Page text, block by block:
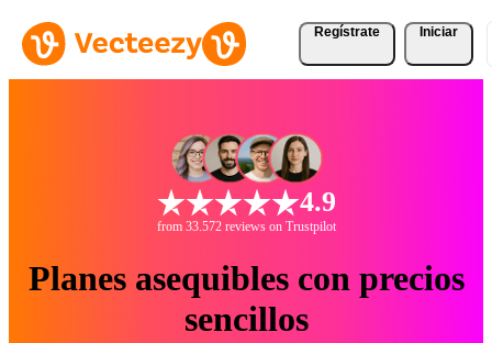
Regístrate Iniciar
4.9
from 33.572 reviews on Trustpilot
Planes asequibles con precios
sencillos